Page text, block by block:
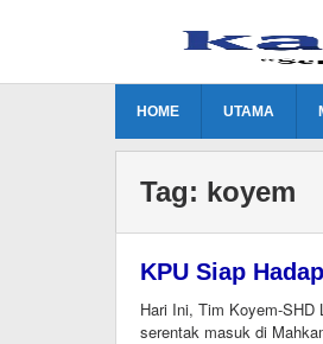
HOME UTAMA
Tag: koyem
KPU Siap
Hari Ini, Tim Koyem-SHD
serentak masuk di